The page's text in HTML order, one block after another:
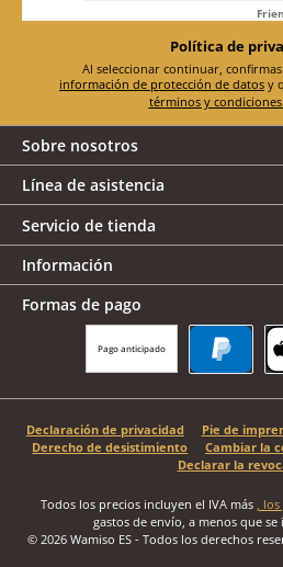
Política de
información de protección de datos
términos y
Sobre nosotros
Línea de asistencia
Servicio de tienda
Información
Formas de pago
Pago anticipado
Declaración de privacidad Pie de
Derecho de desistimiento
Cambiar la
Declarar la
Todos los precios incluyen el IVA más ,
gastos de envío, a menos que
© 2026 Wamiso ES - Todos los derechos